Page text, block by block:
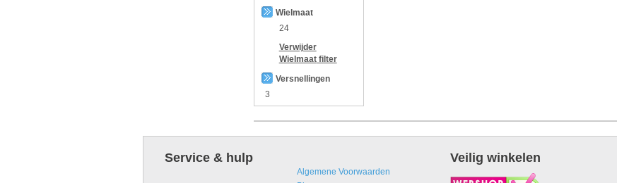
Wielmaat
24
Verwijder
Wielmaatfilter
Versnellingen
3
Service & hulp
Algemene Voorwaarden
Veilig winkelen